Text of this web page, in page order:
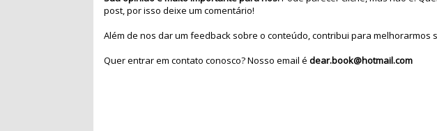
post, por isso deixe um comentário!
Além de nos dar um feedback sobre o conteúdo, contribui para melhorarmos
Quer entrar em contato conosco? Nosso email édear.book@hotmail.com